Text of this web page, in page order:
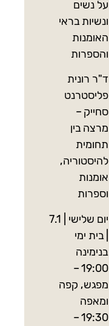
על נשים
ונשיות בראי
האומנות
והספרות
ד"ר רונית
פליסטרנט
סחייק –
מרצה בין
תחומית
להיסטוריה,
אומנות
וספרות
יום שלישי | 7.1
| בית ימי
בנימינה
19:00 –
מפגש, קפה
ומאפה
19:30 –